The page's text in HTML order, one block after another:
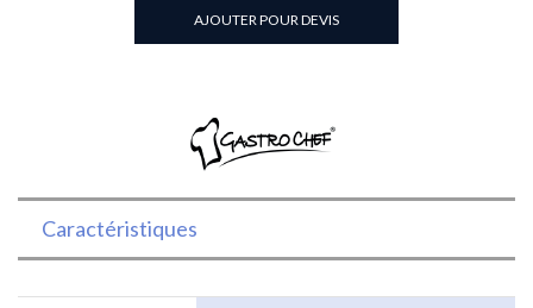
jambon
300
AJOUTER POUR DEVIS
Caractéristiques